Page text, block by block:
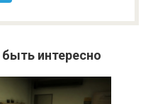
интересно